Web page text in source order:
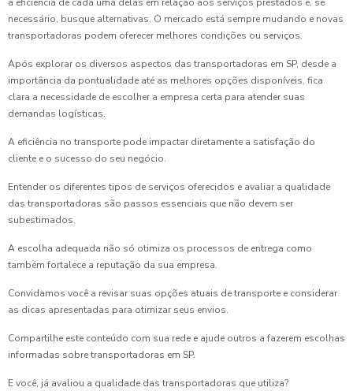
necessário, busque alternativas. O mercado está sempre mudando e novas
transportadoras podem oferecer melhores condições ou serviços.
Após explorar os diversos aspectos das transportadoras em SP, desde a
importância da pontualidade até as melhores opções disponíveis, fica
clara a necessidade de escolher a empresa certa para atender suas
demandas logísticas.
A eficiência no transporte pode impactar diretamente a satisfação do
cliente e o sucesso do seu negócio.
Entender os diferentes tipos de serviços oferecidos e avaliar a qualidade
das transportadoras são passos essenciais que não devem ser
subestimados.
A escolha adequada não só otimiza os processos de entrega como
também fortalece a reputação da sua empresa.
Convidamos você a revisar suas opções atuais de transporte e considerar
as dicas apresentadas para otimizar seus envios.
Compartilhe este conteúdo com sua rede e ajude outros a fazerem escolhas
informadas sobre transportadoras em SP.
E você, já avaliou a qualidade das transportadoras que utiliza?